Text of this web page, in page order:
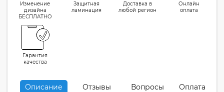
Изменение
дизайна
БЕСПЛАТНО
Защитная
ламинация
Доставка в
любой регион
Онлайн
оплата
Гарантия
качества
Описание Отзывы Вопросы Оплата